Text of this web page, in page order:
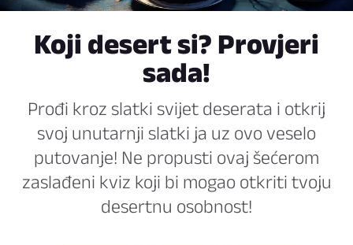
Koji desert si? Provjeri
sada!
Prođi kroz slatki svijet deserata i otkrij
svoj unutarnji slatki ja uz ovo veselo
putovanje! Ne propusti ovaj šećerom
zaslađeni kviz koji bi mogao otkriti tvoju
desertnu osobnost!